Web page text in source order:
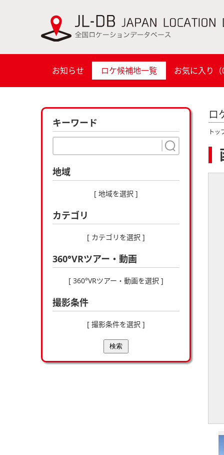
お知らせ ロケ候補地一覧 お気に入り（
キーワード
地域
[ 地域を選択 ]
カテゴリ
[ カテゴリを選択 ]
360°VRツアー・動画
[ 360°VRツアー・動画を選択 ]
撮影条件
[ 撮影条件を選択 ]
検索
ロ
トッ